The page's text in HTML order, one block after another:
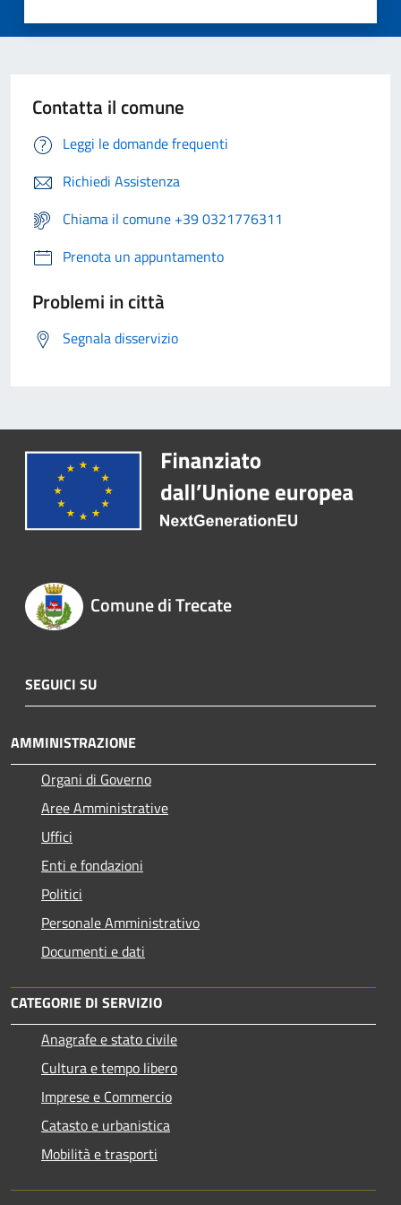
Contatta il comune
Leggi le domande frequenti
Richiedi Assistenza
Chiama il comune +39 0321776311
Prenota un appuntamento
Problemi in città
Segnala disservizio
Comune di Trecate
SEGUICI SU
AMMINISTRAZIONE
Organi di Governo
Aree Amministrative
Uffici
Enti e fondazioni
Politici
Personale Amministrativo
Documenti e dati
CATEGORIE DI SERVIZIO
Anagrafe e stato civile
Cultura e tempo libero
Imprese e Commercio
Catasto e urbanistica
Mobilità e trasporti